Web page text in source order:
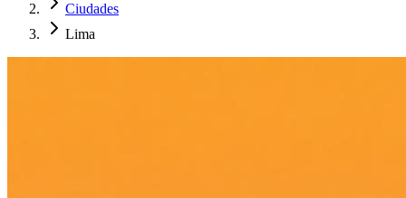
Ciudades
Lima